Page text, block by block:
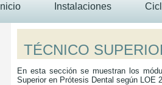
Inicio Instalaciones
TÉCNICO
En esta sección se muestran los
Superior en Prótesis Dental según LOE